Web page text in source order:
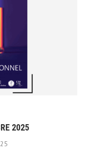
2025